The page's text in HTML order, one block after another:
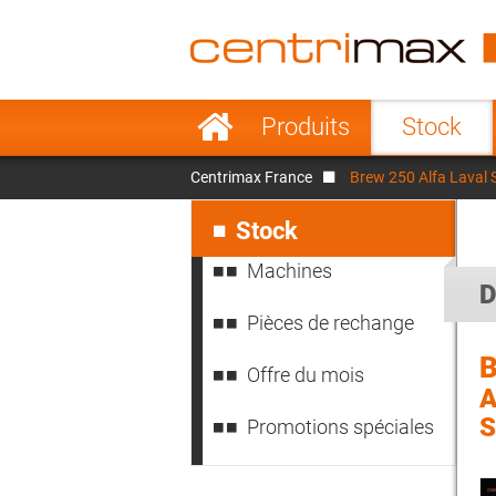
Aller
au
contenu
Produits Stock
France Italy
Sweden
Denmark
Centrimax France
Brew 250 Alfa Laval
au
contenuStock
Machines
Pièces de rechange
Offre du mois
Promotions spéciales